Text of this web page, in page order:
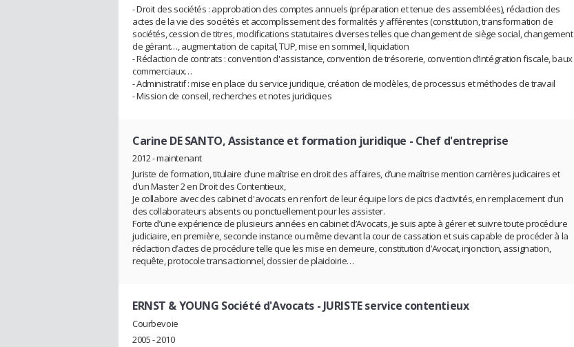
- Droit des sociétés : approbation des comptes annuels (préparation et tenue des assemblées), rédaction des
actes de la vie des sociétés et accomplissement des formalités y afférentes (constitution, transformation de
sociétés, cession de titres, modifications statutaires diverses telles que changement de siège social, changement
de gérant…, augmentation de capital, TUP, mise en sommeil, liquidation
- Rédaction de contrats : convention d'assistance, convention de trésorerie, convention d’intégration fiscale, baux
commerciaux…
- Administratif : mise en place du service juridique, création de modèles, de processus et méthodes de travail
- Mission de conseil, recherches et notes juridiques
Carine DE SANTO, Assistance et formation juridique - Chef d'entreprise
2012 - maintenant
Juriste de formation, titulaire d’une maîtrise en droit des affaires, d’une maîtrise mention carrières judicaires et
d’un Master 2 en Droit des Contentieux,
Je collabore avec des cabinet d'avocats en renfort de leur équipe lors de pics d’activités, en remplacement d’un
des collaborateurs absents ou ponctuellement pour les assister.
Forte d’une expérience de plusieurs années en cabinet d’Avocats, je suis apte à gérer et suivre toute procédure
judiciaire, en première, seconde instance ou même devant la cour de cassation et suis capable de procéder à la
rédaction d’actes de procédure telle que les mise en demeure, constitution d’Avocat, injonction, assignation,
requête, protocole transactionnel, dossier de plaidoirie…
ERNST & YOUNG Société d'Avocats- JURISTE service contentieux
Courbevoie
2005 - 2010